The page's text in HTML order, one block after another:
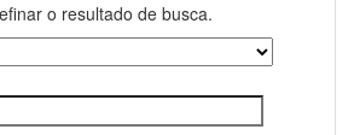
o resultado de busca.